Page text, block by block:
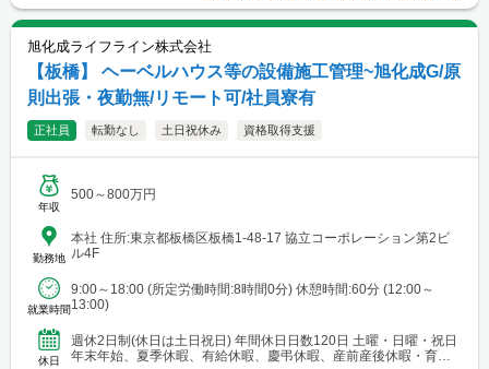
旭化成ライフライン株式会社
【板橋】 ヘーベルハウス等の設備施工管理~旭化成G/原
則出張・夜勤無/リモート可/社員寮有
正社員 転勤なし 土日祝休み 資格取得支援
年収
500～800万円
勤務地
本社 住所:東京都板橋区板橋1-48-17 協立コーポレーション第2ビ
ル4F
就業時間
9:00～18:00 (所定労働時間:8時間0分) 休憩時間:60分 (12:00～
13:00)
休日
週休2日制(休日は土日祝日) 年間休日日数120日 土曜・日曜・祝日
年末年始、夏季休暇、有給休暇、慶弔休暇、産前産後休暇・育児